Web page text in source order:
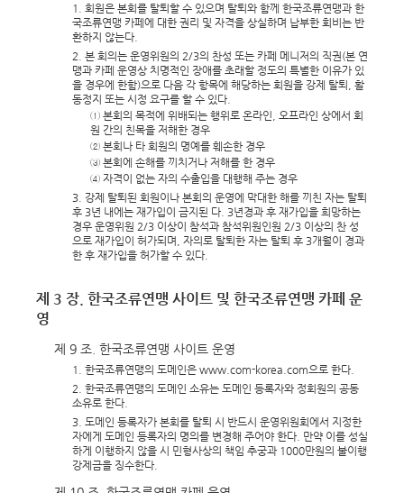
1. 회원은 본회를 탈퇴할 수 있으며 탈퇴와 함께 한국조류연맹과 한
국조류연맹 카페에 대한 권리 및 자격을 상실하며 납부한 회비는 반
환하지 않는다.
2. 본 회의는 운영위원의 2/3의 찬성 또는 카페 메니저의 직권(본 연
맹과 카페 운영상 치명적인 장애를 초래할 정도의 특별한 이유가 있
을 경우에 한함)으로 다음 각 항목에 해당하는 회원을 강제 탈퇴, 활
동정지 또는 시정 요구를 할 수 있다.
① 본회의 목적에 위배되는 행위로 온라인, 오프라인 상에서 회
원 간의 친목을 저해한 경우
② 본회나 타 회원의 명예를 훼손한 경우
③ 본회에 손해를 끼치거나 저해를 한 경우
④ 자격이 없는 자의 수출입을 대행해 주는 경우
3. 강제 탈퇴된 회원이나 본회의 운영에 막대한 해를 끼친 자는 탈퇴
후 3년 내에는 재가입이 금지된 다. 3년경과 후 재가입을 희망하는
경우 운영위원 2/3 이상이 참석과 참석위원인원 2/3 이상의 찬 성
으로 재가입이 허가되며, 자의로 탈퇴한 자는 탈퇴 후 3개월이 경과
한 후 재가입을 허가할 수 있다.
제 3 장. 한국조류연맹 사이트 및 한국조류연맹 카페 운
영
제 9 조. 한국조류연맹 사이트 운영
1. 한국조류연맹의 도메인은 www.com-korea.com으로 한다.
2. 한국조류연맹의 도메인 소유는 도메인 등록자와 정회원의 공동
소유로 한다.
3. 도메인 등록자가 본회를 탈퇴 시 반드시 운영위원회에서 지정한
자에게 도메인 등록자의 명의를 변경해 주어야 한다. 만약 이를 성실
하게 이행하지 않을 시 민형사상의 책임 추궁과 1000만원의 불이행
강제금을 징수한다.